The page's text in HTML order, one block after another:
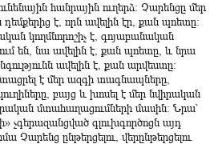
հանրային ուղերձ։ Չարենցը մեր
է, որն ավելին էր, քան պոետը։
կողմնորոշիչ է, գոյաբանական
են, նա ավելին է, քան պոետը, և նրա
ավելին է, քան արվեստը։
է մեր ազգի տագնապները,
բայց և խոսել է մեր նվիրական
մտահաղացումների մասին։ Նրա՝
չգերազանցված գլուխգործոցն այդ
Չարենց ընթերցելու, վերընթերցելու